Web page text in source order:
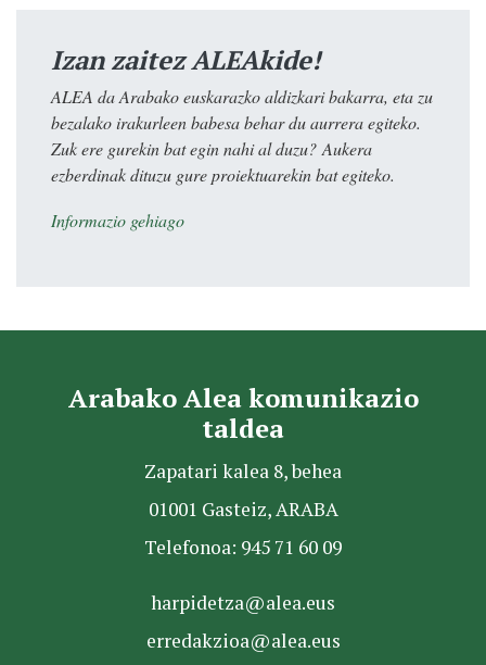
Izan zaitez ALEAkide!
ALEA da Arabako euskarazko aldizkari bakarra, eta zu
bezalako irakurleen babesa behar du aurrera egiteko.
Zuk ere gurekin bat egin nahi al duzu? Aukera
ezberdinak dituzu gure proiektuarekin bat egiteko.
Informazio gehiago
Arabako Alea komunikazio
taldea
Zapatari kalea 8, behea
01001 Gasteiz, ARABA
Telefonoa: 945 71 60 09
harpidetza@alea.eus
erredakzioa@alea.eus